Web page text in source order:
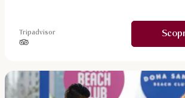
Tripadvisor